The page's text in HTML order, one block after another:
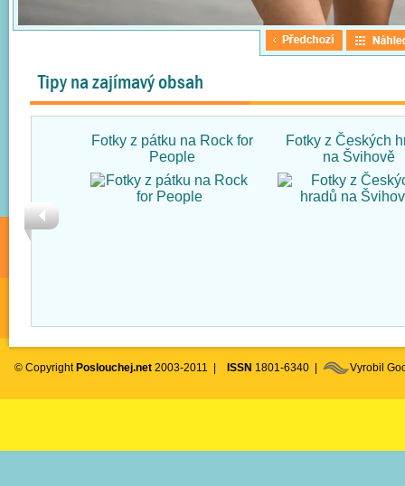
Tipy na zajímavý obsah
Fotky z pátku na Rock for
People
Fotky z Českých
na Švihově
© Copyright Poslouchej.net 2003-2011 | ISSN 1801-6340 | Vyrobil